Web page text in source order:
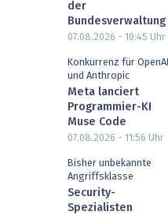
der
Bundesverwaltung
07.08.2026 - 10:45 Uhr
Konkurrenz für OpenAI
und Anthropic
Meta lanciert
Programmier-KI
Muse Code
07.08.2026 - 11:56 Uhr
Bisher unbekannte
Angriffsklasse
Security-
Spezialisten